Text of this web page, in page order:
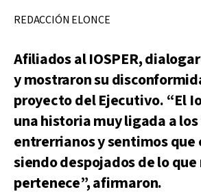
REDACCIÓN ELONCE
Afiliados al IOSPER,
y mostraron su
proyecto del Ejecutivo. “El
una historia muy ligada a
entrerrianos y sentimos que
siendo despojados de lo que
pertenece”, afirmaron.